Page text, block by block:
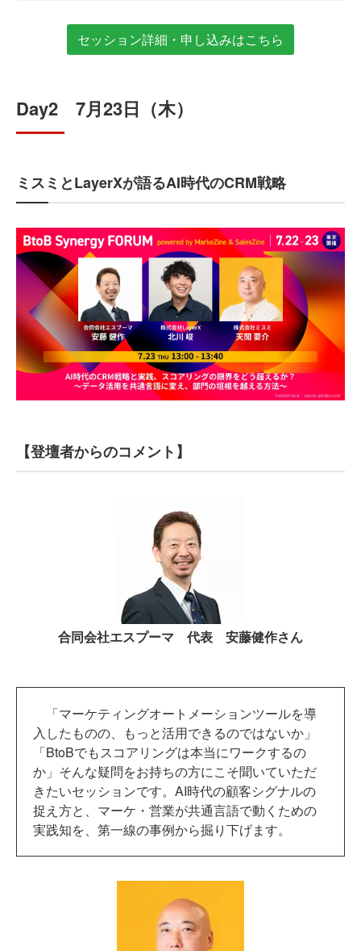
セッション詳細・申し込みはこちら
Day2 7月23日（木）
ミスミとLayerXが語るAI時代のCRM戦略
【登壇者からのコメント】
合同会社エスプーマ 代表 安藤健作さん
「マーケティングオートメーションツールを導
入したものの、もっと活用できるのではないか」
「BtoBでもスコアリングは本当にワークするの
か」そんな疑問をお持ちの方にこそ聞いていただ
きたいセッションです。AI時代の顧客シグナルの
捉え方と、マーケ・営業が共通言語で動くための
実践知を、第一線の事例から掘り下げます。